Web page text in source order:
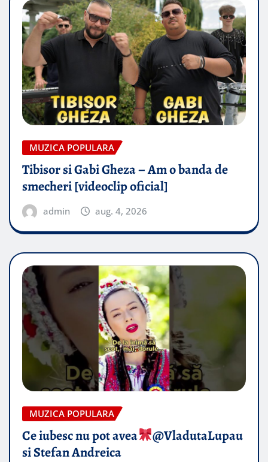
MUZICA POPULARA
Tibisor si Gabi Gheza – Am o banda de
smecheri [videoclip oficial]
admin aug. 4, 2026
MUZICA POPULARA
Ce iubesc nu pot avea
​@VladutaLupau
si Stefan Andreica